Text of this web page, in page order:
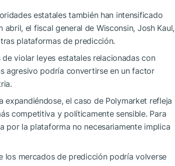
estatales también han intensificado
el fiscal general de Wisconsin, Josh Kaul,
plataformas de predicción.
violar leyes estatales relacionadas con
agresivo podría convertirse en un factor
el caso de Polymarket refleja
competitiva y políticamente sensible. Para
por la plataforma no necesariamente implica
los mercados de predicción podría volverse